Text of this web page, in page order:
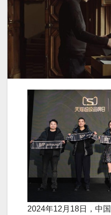
2024年12月18日，中